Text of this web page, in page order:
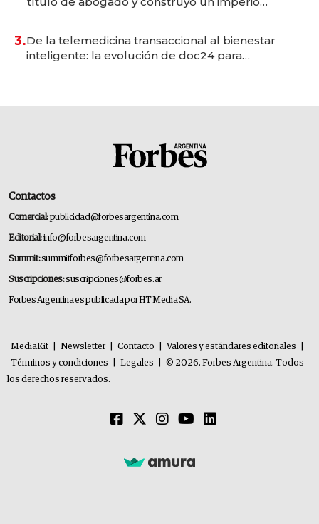
3.De la telemedicina transaccional al bienestar
inteligente: la evolución de doc24 para
Contactos
Comercial:publicidad@forbesargentina.com
Editorial:info@forbesargentina.com
Summit:summitforbes@forbesargentina.com
Suscripciones:suscripciones@forbes.ar
Forbes Argentina es publicada por HT Media SA.
MediaKit Newsletter Contacto Valores y estándares editoriales
Términos y condiciones
Legales
© 2026. Forbes Argentina. Todos
los derechos reservados.